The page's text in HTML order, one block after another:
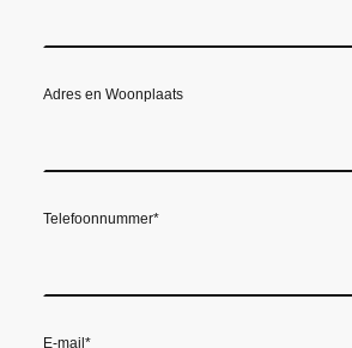
Adres en Woonplaats
Telefoonnummer*
E-mail*